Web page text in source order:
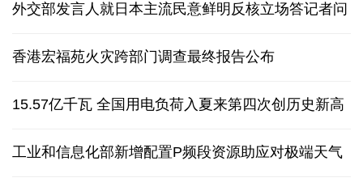
外交部发言人就日本主流民意鲜明反核立场答记者问
香港宏福苑火灾跨部门调查最终报告公布
15.57亿千瓦 全国用电负荷入夏来第四次创历史新高
工业和信息化部新增配置P频段资源助应对极端天气